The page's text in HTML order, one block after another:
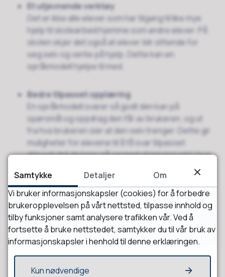
Et utjevnende verktøy
Det er ikke alle elever som har tilgang til like mye
hjelp til skolearbeid hjemme som andre elever. På
skolen skjer det også at elever blir sittende for
seg selv og vente på hjelp. Dette kan en
språkmodell hjelpe til med.
Bedre tilpasset opplæring
En språkmodell svarer så godt den kan på
spørsmål og oppdrag den får av brukeren, og ut
fra hva brukeren sier at den selv trenger. Dette gir
muligheter for elevene til å få svar tilpasset
akkurat det de lurer på og med utgangspunkt i hva
Tilpassing til samfunnet rundt oss
Elever og lærere får mulighet til å bli kjent med og
utnytte den nyeste teknologien på en trygg og
kontrollert måte. Elever (og lærere) får hjelp til å
uttrykke meninger og til å fremme disse i aktuelle
situasjoner og ulike former.
Samtykke Detaljer
Om
Vi bruker informasjonskapsler (cookies) for å forbedre
brukeropplevelsen på vårt nettsted, tilpasse innhold og
tilby funksjoner samt analysere trafikken vår. Ved å
fortsette å bruke nettstedet, samtykker du til vår bruk av
informasjonskapsler i henhold til denne erklæringen.
Kun nødvendige